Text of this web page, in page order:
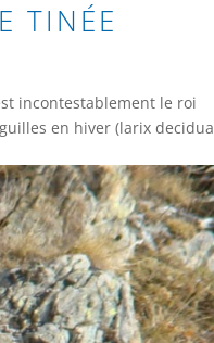
TINÉE
incontestablement le roi
en hiver (larix decidua